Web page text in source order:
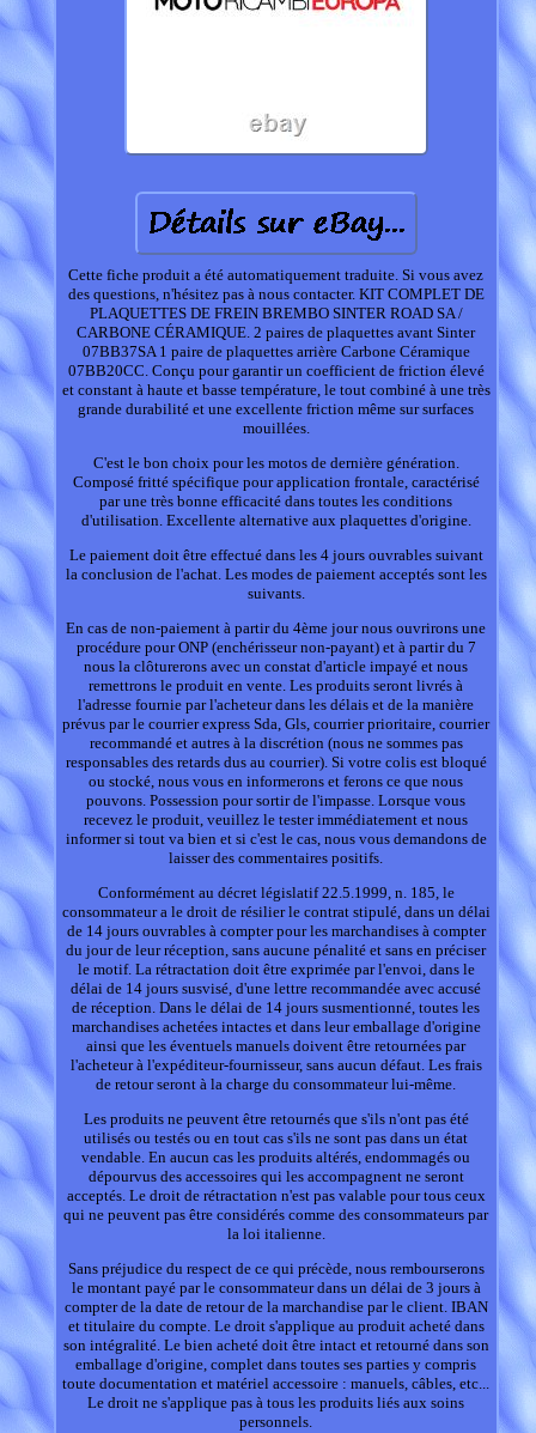
Cette fiche produit a été automatiquement traduite. Si vous avez
des questions, n'hésitez pas à nous contacter. KIT COMPLET DE
PLAQUETTES DE FREIN BREMBO SINTER ROAD SA /
CARBONE CÉRAMIQUE. 2 paires de plaquettes avant Sinter
07BB37SA 1 paire de plaquettes arrière Carbone Céramique
07BB20CC. Conçu pour garantir un coefficient de friction élevé
et constant à haute et basse température, le tout combiné à une très
grande durabilité et une excellente friction même sur surfaces
mouillées.
C'est le bon choix pour les motos de dernière génération.
Composé fritté spécifique pour application frontale, caractérisé
par une très bonne efficacité dans toutes les conditions
d'utilisation. Excellente alternative aux plaquettes d'origine.
Le paiement doit être effectué dans les 4 jours ouvrables suivant
la conclusion de l'achat. Les modes de paiement acceptés sont les
suivants.
En cas de non-paiement à partir du 4ème jour nous ouvrirons une
procédure pour ONP (enchérisseur non-payant) et à partir du 7
nous la clôturerons avec un constat d'article impayé et nous
remettrons le produit en vente. Les produits seront livrés à
l'adresse fournie par l'acheteur dans les délais et de la manière
prévus par le courrier express Sda, Gls, courrier prioritaire, courrier
recommandé et autres à la discrétion (nous ne sommes pas
responsables des retards dus au courrier). Si votre colis est bloqué
ou stocké, nous vous en informerons et ferons ce que nous
pouvons. Possession pour sortir de l'impasse. Lorsque vous
recevez le produit, veuillez le tester immédiatement et nous
informer si tout va bien et si c'est le cas, nous vous demandons de
laisser des commentaires positifs.
Conformément au décret législatif 22.5.1999, n. 185, le
consommateur a le droit de résilier le contrat stipulé, dans un délai
de 14 jours ouvrables à compter pour les marchandises à compter
du jour de leur réception, sans aucune pénalité et sans en préciser
le motif. La rétractation doit être exprimée par l'envoi, dans le
délai de 14 jours susvisé, d'une lettre recommandée avec accusé
de réception. Dans le délai de 14 jours susmentionné, toutes les
marchandises achetées intactes et dans leur emballage d'origine
ainsi que les éventuels manuels doivent être retournées par
l'acheteur à l'expéditeur-fournisseur, sans aucun défaut. Les frais
de retour seront à la charge du consommateur lui-même.
Les produits ne peuvent être retournés que s'ils n'ont pas été
utilisés ou testés ou en tout cas s'ils ne sont pas dans un état
vendable. En aucun cas les produits altérés, endommagés ou
dépourvus des accessoires qui les accompagnent ne seront
acceptés. Le droit de rétractation n'est pas valable pour tous ceux
qui ne peuvent pas être considérés comme des consommateurs par
la loi italienne.
Sans préjudice du respect de ce qui précède, nous rembourserons
le montant payé par le consommateur dans un délai de 3 jours à
compter de la date de retour de la marchandise par le client. IBAN
et titulaire du compte. Le droit s'applique au produit acheté dans
son intégralité. Le bien acheté doit être intact et retourné dans son
emballage d'origine, complet dans toutes ses parties y compris
toute documentation et matériel accessoire : manuels, câbles, etc...
Le droit ne s'applique pas à tous les produits liés aux soins
personnels.